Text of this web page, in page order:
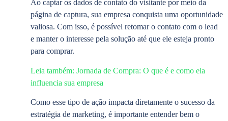
Ao captar os dados de contato do visitante por meio da
página de captura, sua empresa conquista uma oportunidade
valiosa. Com isso, é possível retomar o contato com o lead
e manter o interesse pela solução até que ele esteja pronto
para comprar.
Leia também: Jornada de Compra: O que é e como ela
influencia sua empresa
Como esse tipo de ação impacta diretamente o sucesso da
estratégia de marketing, é importante entender bem o